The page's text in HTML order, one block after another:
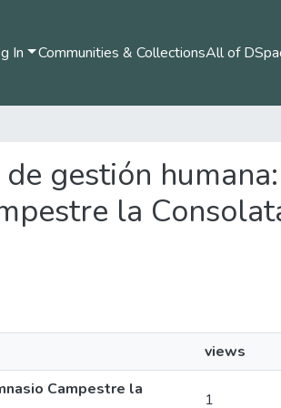
In Communities & CollectionsAll of
gestión humana:
la
views
Campestre la
1